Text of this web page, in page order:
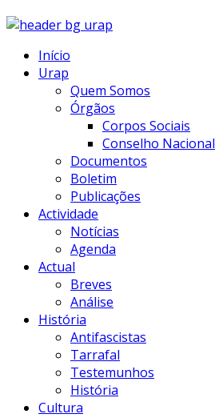
Início
Urap
Quem Somos
Órgãos
Corpos Sociais
Conselho Nacional
Documentos
Boletim
Publicações
Actividade
Notícias
Agenda
Actual
Breves
Análise
História
Antifascistas
Tarrafal
Testemunhos
História
Cultura